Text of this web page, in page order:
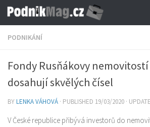
Skip to content
PODNIKÁNÍ
Fondy Rusňákovy nemovitostí
dosahují skvělých čísel
BYLENKA VÁHOVÁ · PUBLISHED 19/03/2020 ·
V České republice přibývá investorů do